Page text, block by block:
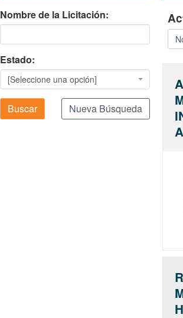
Nombre de la Licitación
Estado
[Seleccione una opción]
Buscar Nueva Búsqueda